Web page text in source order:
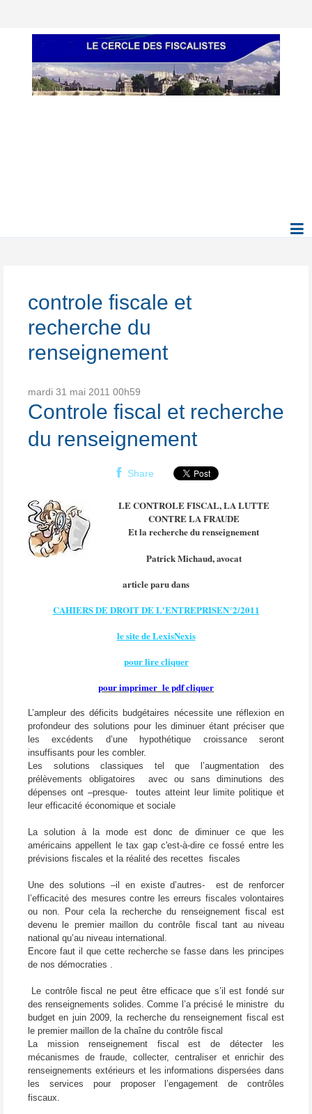
controle fiscale et
recherche du
renseignement
mardi 31 mai 2011 00h59
Controle fiscal et recherche
du renseignement
Share
LE CONTROLE FISCAL, LA LUTTE
CONTRE LA FRAUDE
Et la recherche du renseignement
Patrick Michaud, avocat
article paru dans
CAHIERS DE DROIT DE L'ENTREPRISEN°2/2011
le site de LexisNexis
pour lire cliquer
pour imprimer le pdf cliquer
L’ampleur des déficits budgétaires nécessite une réflexion en
profondeur des solutions pour les diminuer étant préciser que
les excédents d’une hypothétique croissance seront
insuffisants pour les combler.
Les solutions classiques tel que l’augmentation des
prélèvements obligatoires avec ou sans diminutions des
dépenses ont –presque- toutes atteint leur limite politique et
leur efficacité économique et sociale
La solution à la mode est donc de diminuer ce que les
américains appellent le tax gap c'est-à-dire ce fossé entre les
prévisions fiscales et la réalité des recettes fiscales
Une des solutions –il en existe d’autres- est de renforcer
l’efficacité des mesures contre les erreurs fiscales volontaires
ou non. Pour cela la recherche du renseignement fiscal est
devenu le premier maillon du contrôle fiscal tant au niveau
national qu’au niveau international.
Encore faut il que cette recherche se fasse dans les principes
de nos démocraties .
Le contrôle fiscal ne peut être efficace que s’il est fondé sur
des renseignements solides. Comme l’a précisé le ministre
du
budget en juin 2009, la recherche du renseignement fiscal est
le premier maillon de la chaîne du contrôle fiscal
La mission renseignement fiscal est de détecter les
mécanismes de fraude, collecter, centraliser et enrichir des
renseignements extérieurs et les informations dispersées dans
les services pour proposer l’engagement de contrôles
fiscaux.